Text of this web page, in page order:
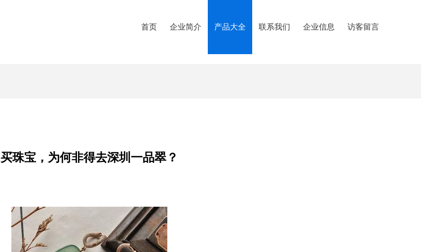
首页 企业简介 产品大全 联系我们 企业信息 访客留言
买珠宝，为何非得去深圳一品翠？